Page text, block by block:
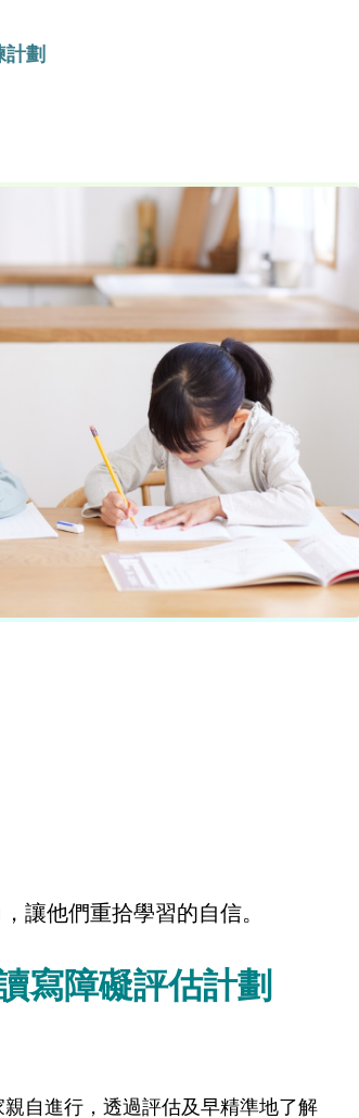
計劃
讓他們重拾學習的自信。
寫障礙評估計劃
自進行，透過評估及早精準地了解